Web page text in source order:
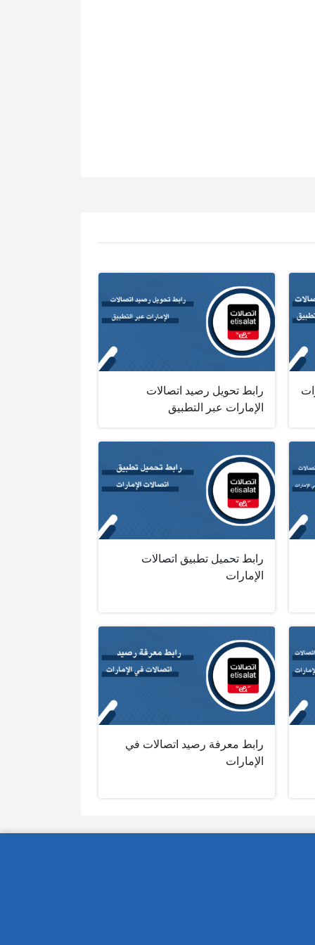
رابط تحويل رصيد اتصالات
الإمارات عبر التطبيق
رابط تحميل تطبيق اتصالات
الإمارات
رابط معرفة رصيد اتصالات في
الإمارات